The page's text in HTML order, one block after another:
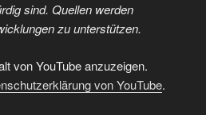
sind. Quellen werden
zu unterstützen.
von YouTube anzuzeigen.
von YouTube.